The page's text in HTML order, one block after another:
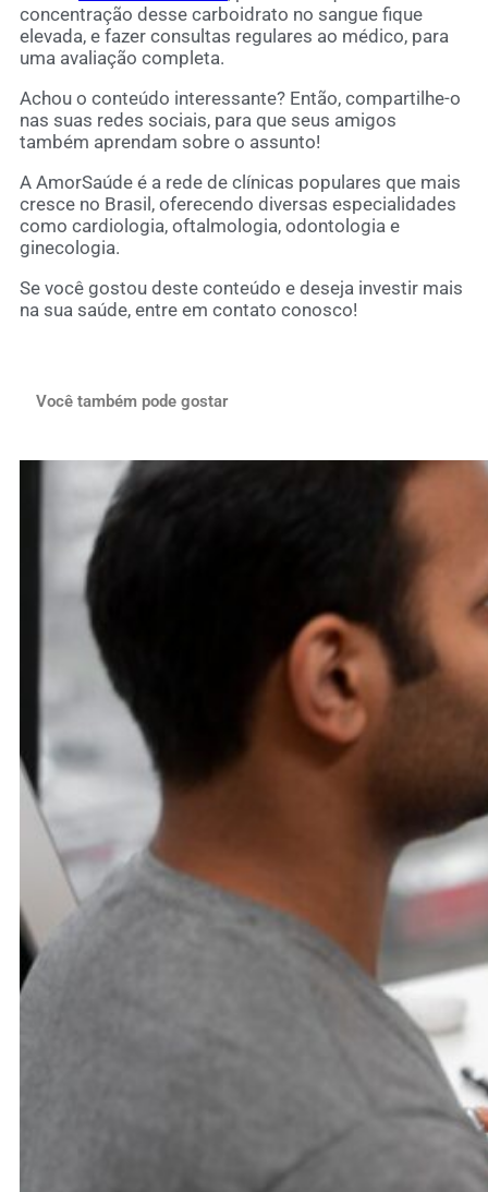
concentração desse carboidrato no sangue fique
elevada, e fazer consultas regulares ao médico, para
uma avaliação completa.
Achou o conteúdo interessante? Então, compartilhe-o
nas suas redes sociais, para que seus amigos
também aprendam sobre o assunto!
A AmorSaúde é a rede de clínicas populares que mais
cresce no Brasil, oferecendo diversas especialidades
como cardiologia, oftalmologia, odontologia e
ginecologia.
Se você gostou deste conteúdo e deseja investir mais
na sua saúde, entre em contato conosco!
Você também pode gostar